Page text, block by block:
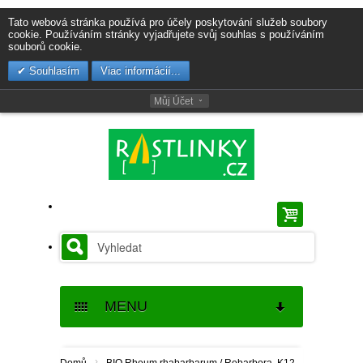
Tato webová stránka používá pro účely poskytování služeb soubory
cookie. Používáním stránky vyjadřujete svůj souhlas s používáním
souborů cookie.
Souhlasím
Viac informácií...
Můj Účet
MENU